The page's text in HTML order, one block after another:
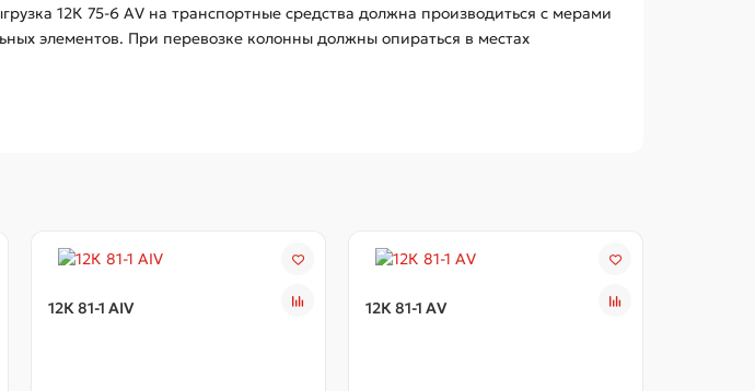
12К 75-6 АV на транспортные средства должна производиться с мерами
элементов. При перевозке колонны должны опираться в местах
12К 81-1 АIV 12К 81-1 АV